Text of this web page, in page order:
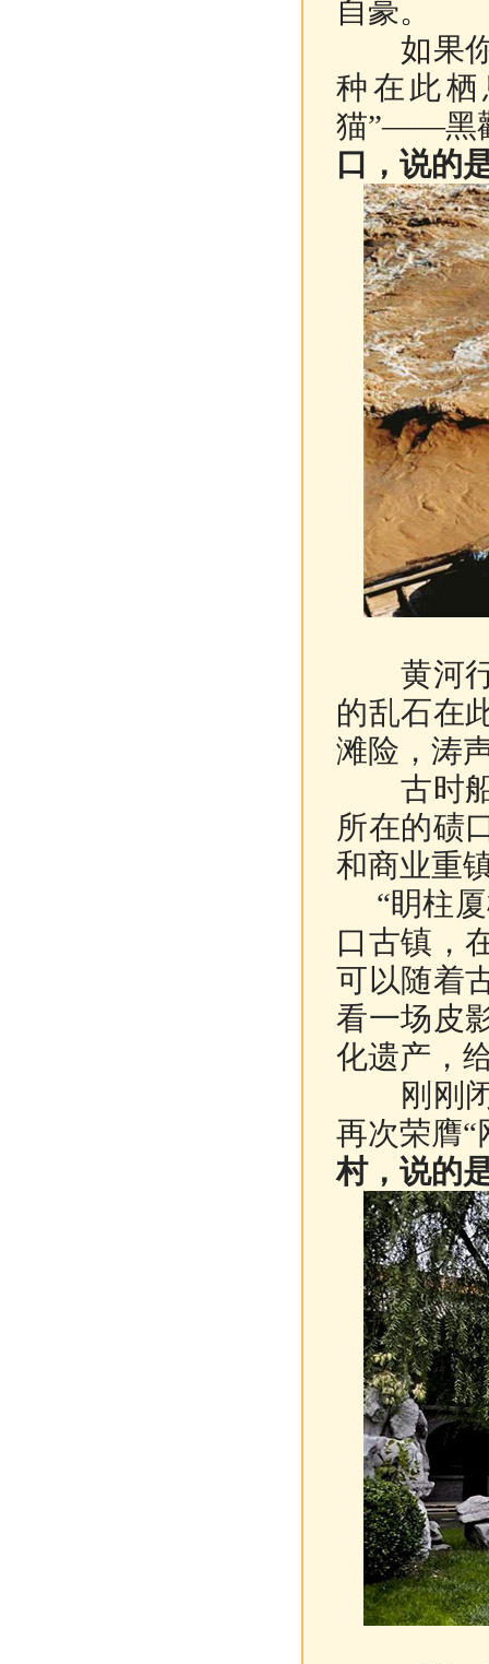
自豪。
如果你
种在此
猫”——黑
口，说的
黄河行
的乱石在
滩险，涛
古时船
所在的碛
和商业重
“眀柱厦
口古镇，
可以随着
看一场皮
化遗产，
刚刚闭
再次荣膺“
村，说的